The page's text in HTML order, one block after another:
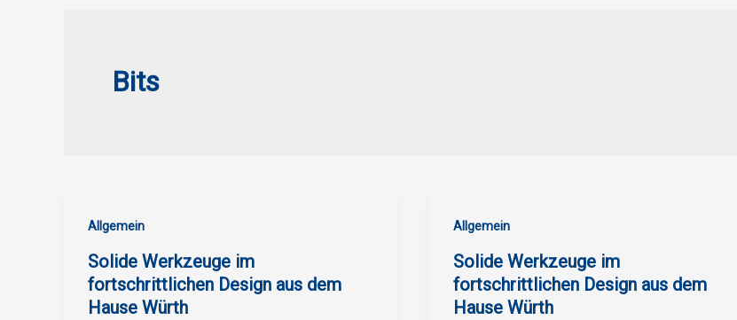
Bits
Allgemein
Solide Werkzeuge im
fortschrittlichen Design aus dem
Hause Würth
Allgemein
Solide Werkzeuge im
fortschrittlichen Design aus dem
Hause Würth